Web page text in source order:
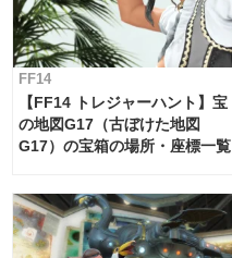
FF14
【FF14 トレジャーハント】宝
の地図G17（古ぼけた地図
G17）の宝箱の場所・座標一覧